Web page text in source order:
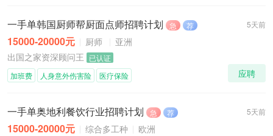
5天前
一手单韩国厨师帮厨面点师招聘计划 急 荐
15000-20000元 厨师
亚洲
出国之家资深顾问王 已认证
应聘
加班费 人身意外伤害险 医疗保险
5天前
一手单奥地利餐饮行业招聘计划 急 荐
15000-20000元 综合多工种
欧洲